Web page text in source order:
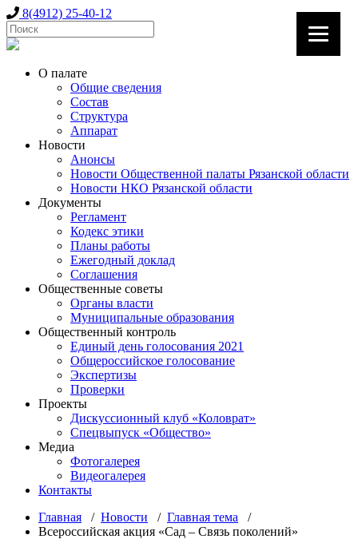
8(4912) 25-40-12
О палате
Общие сведения
Состав
Структура
Аппарат
Новости
Анонсы
Новости Общественной палаты Рязанской области
Новости НКО Рязанской области
Документы
Регламент
Кодекс этики
Планы работы
Ежегодный доклад
Соглашения
Общественные советы
Органы власти
Муниципальные образования
Общественный контроль
Единый день голосования 2021
Общероссийское голосование
Экспертизы
Проверки
Проекты
Дискуссионный клуб «Коловрат»
Спецвыпуск «Общество»
Медиа
Фотогалерея
Видеогалерея
Контакты
Главная / Новости / Главная тема /
Всероссийская акция «Сад – Связь поколений»